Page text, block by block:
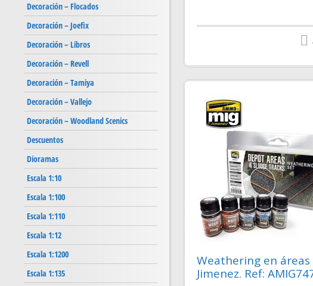
Weathering en
Jimenez. Ref:
Decoración – Flocados
Decoración – Joefix
Decoración – Libros
Decoración – Revell
Decoración – Tamiya
Decoración – Vallejo
Decoración – Woodland Scenics
Descuentos
Dioramas
Escala 1:10
Escala 1:100
Escala 1:110
Escala 1:12
Escala 1:1200
Escala 1:135